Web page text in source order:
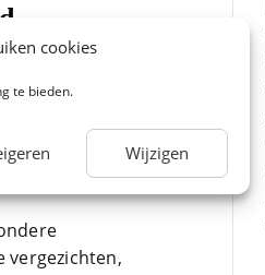
cookies
te bieden.
Wijzigen
dit jaar door
vanuit
moment om
vergezichten,